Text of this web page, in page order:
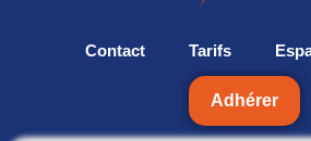
Contact Tarifs
Adhérer